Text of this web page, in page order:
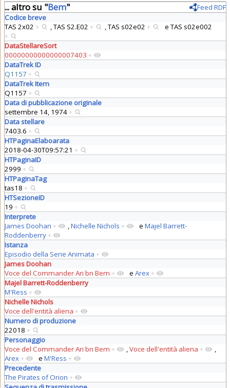
... altro su "Bem"
Feed RDF
Codice breve
TAS 2x02 + ,TAS S2.E02 + ,TAS s02e02 + eTAS s02e002
+
DataStellareSort
00000000000000007403 +
DataTrek ID
Q1157 +
DataTrek Item
Q1157 +
Data di pubblicazione originale
settembre 14, 1974+
Data stellare
7403.6 +
HTPaginaElaboarata
2018-04-30T09:57:21 +
HTPaginaID
2999 +
HTPaginaTag
tas18 +
HTSezioneID
19 +
Interprete
James Doohan + ,Nichelle Nichols + e Majel Barrett-
Roddenberry+
Istanza
Episodio della Serie Animata +
James Doohan
Voce del Commander Ari bn Bem + e Arex+
Majel Barrett-Roddenberry
M'Ress +
Nichelle Nichols
Voce dell'entità aliena +
Numero di produzione
22018 +
Personaggio
Voce del Commander Ari bn Bem + ,Voce dell'entità aliena +
,
Arex+ e M'Ress +
Precedente
The Pirates of Orion +